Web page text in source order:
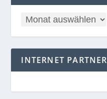
INTERNET PARTNER